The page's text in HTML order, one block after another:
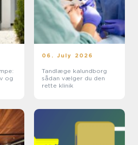
og
06. July 2026
Tandlæge kalundborg
sådan vælger du den
rette klinik